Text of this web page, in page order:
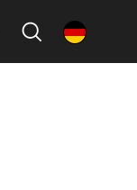
de